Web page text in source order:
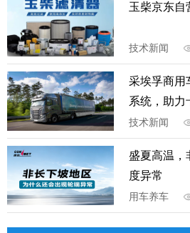
玉柴京东自
技术新闻
采埃孚商用
系统，助力
来
技术新闻
盛夏高温，
度异常
用车养车